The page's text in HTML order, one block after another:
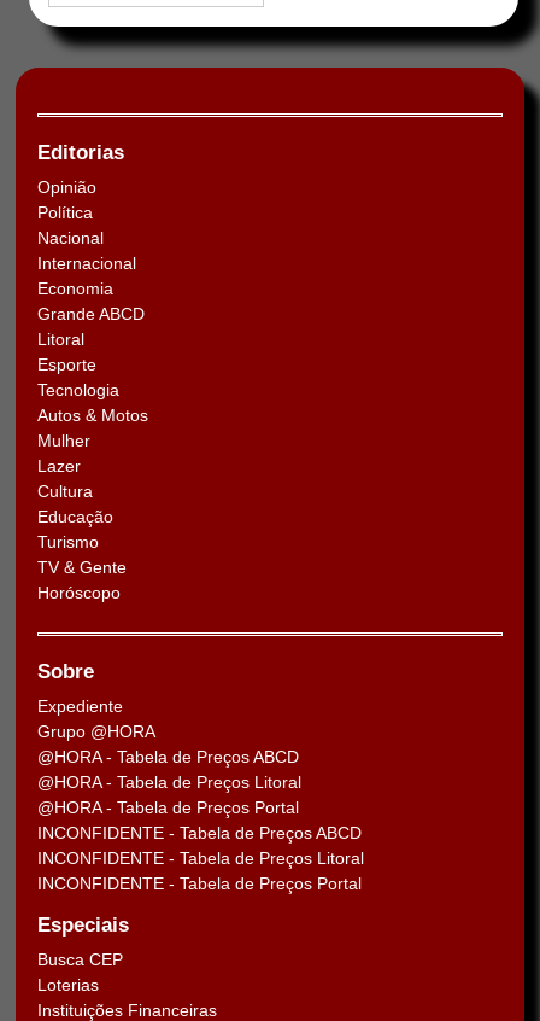
Editorias
Opinião
Política
Nacional
Internacional
Economia
Grande ABCD
Litoral
Esporte
Tecnologia
Autos & Motos
Mulher
Lazer
Cultura
Educação
Turismo
TV & Gente
Horóscopo
Sobre
Expediente
Grupo @HORA
@HORA - Tabela de Preços ABCD
@HORA - Tabela de Preços Litoral
@HORA - Tabela de Preços Portal
INCONFIDENTE - Tabela de Preços ABCD
INCONFIDENTE - Tabela de Preços Litoral
INCONFIDENTE - Tabela de Preços Portal
Especiais
Busca CEP
Loterias
Instituições Financeiras